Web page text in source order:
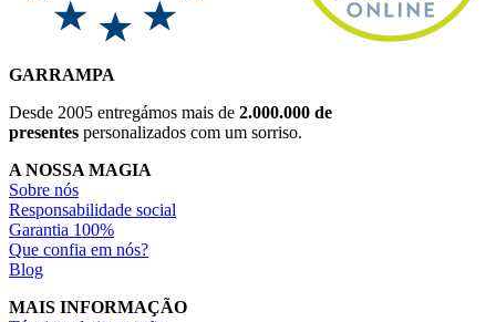
GARRAMPA
Desde 2005 entregámos mais de 2.000.000 de
presentes personalizados com um sorriso.
A NOSSA MAGIA
Sobre nós
Responsabilidade social
Garantia 100%
Que confia em nós?
Blog
MAIS INFORMAÇÃO